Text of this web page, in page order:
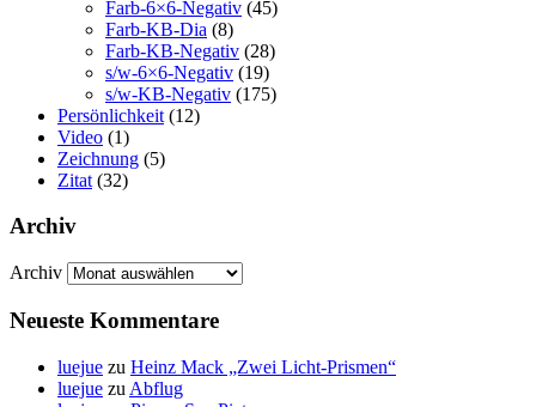
Farb-6×6-Negativ (45)
Farb-KB-Dia (8)
Farb-KB-Negativ (28)
s/w-6×6-Negativ (19)
s/w-KB-Negativ (175)
Persönlichkeit (12)
Video (1)
Zeichnung (5)
Zitat (32)
Archiv
Archiv
Neueste Kommentare
luejue zu Heinz Mack „Zwei Licht-Prismen“
luejue zu Abflug